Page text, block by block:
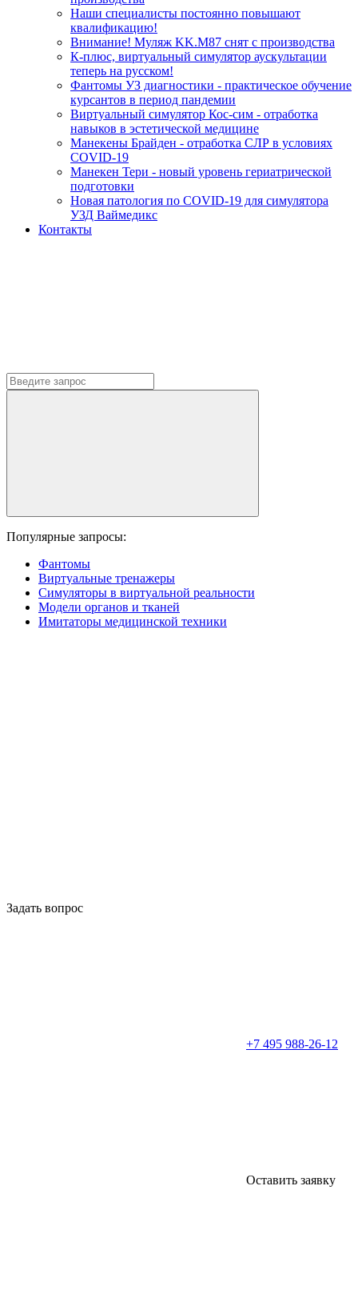
Наши специалисты постоянно повышают
квалификацию!
Внимание! Муляж KK.M87 снят с производства
К-плюс, виртуальный симулятор аускультации
теперь на русском!
Фантомы УЗ диагностики - практическое обучение
курсантов в период пандемии
Виртуальный симулятор Кос-сим - отработка
навыков в эстетической медицине
Манекены Брайден - отработка СЛР в условиях
COVID-19
Манекен Тери - новый уровень гериатрической
подготовки
Новая патология по COVID-19 для симулятора
УЗД Ваймедикс
Контакты
Популярные запросы:
Фантомы
Виртуальные тренажеры
Симуляторы в виртуальной реальности
Модели органов и тканей
Имитаторы медицинской техники
Задать вопрос
+7 495 988-26-12
Оставить заявку